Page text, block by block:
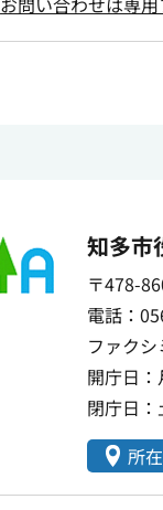
知多市
〒478-
電話：
ファク
開庁日
閉庁日
所